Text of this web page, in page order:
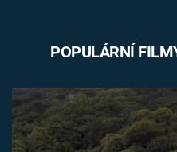
POPULÁRNÍ